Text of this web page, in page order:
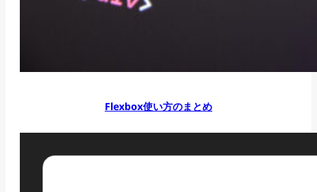
Flexbox使い方のまとめ